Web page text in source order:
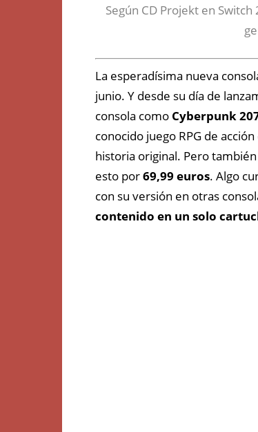
Según CD Projekten Switch
La esperadísima nueva
junio. Y desde su día de
consola como Cyberpunk
conocido juego RPG de acción
historia original. Perotambién
esto por69,99 euros. Algo
con su versión en otras
contenido en un solo